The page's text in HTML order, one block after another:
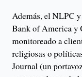
Además, el NLPC
Bank of America y
monitoreado a
religiosas o
Journal (un